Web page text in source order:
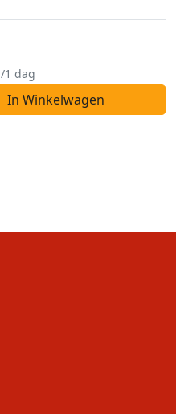
/1 dag
In Winkelwagen